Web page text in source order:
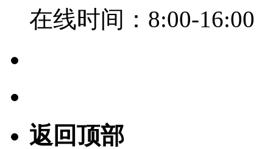
在线时间：8:00-16:00
返回顶部